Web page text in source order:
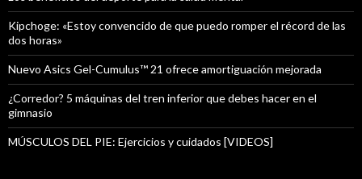
Kipchoge: «Estoy convencido de que puedo romper el récord de las
dos horas»
Nuevo Asics Gel-Cumulus™ 21 ofrece amortiguación mejorada
¿Corredor? 5 máquinas del tren inferior que debes hacer en el
gimnasio
MÚSCULOS DEL PIE: Ejercicios y cuidados [VIDEOS]